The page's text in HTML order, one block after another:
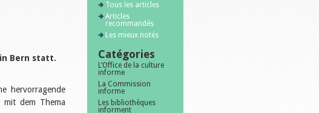
Bern statt.
hervorragende
mit dem Thema
Tous les articles
Articles
recommandés
Les mieux notés
Catégories
L’Office de la culture
informe
La Commission
informe
Les bibliothèques
informent